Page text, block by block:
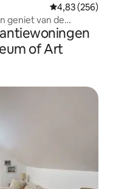
Gemiddelde
4,83 (256)
geniet van de
of Art